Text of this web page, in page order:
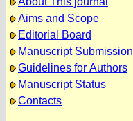
Aims and Scope
Editorial Board
Manuscript Submission
Guidelines for Authors
Manuscript Status
Contacts